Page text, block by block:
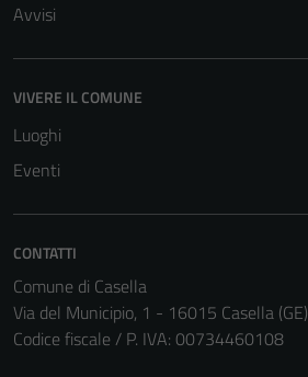
Avvisi
VIVERE IL COMUNE
Luoghi
Eventi
CONTATTI
Comune di Casella
Via del Municipio, 1 - 16015 Casella (GE)
Codice fiscale / P. IVA: 00734460108